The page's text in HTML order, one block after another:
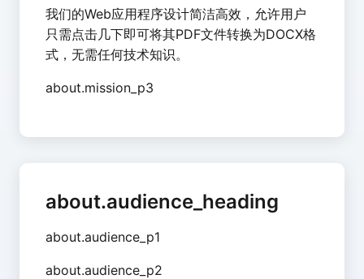
我们的Web应用程序设计简洁高效，允许用户
只需点击几下即可将其PDF文件转换为DOCX格
式，无需任何技术知识。
about.mission_p3
about.audience_heading
about.audience_p1
about.audience_p2